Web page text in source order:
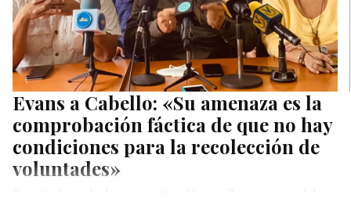
Evans a Cabello: «Su amenaza es la
comprobación fáctica de que no hay
condiciones para la recolección de
voluntades»